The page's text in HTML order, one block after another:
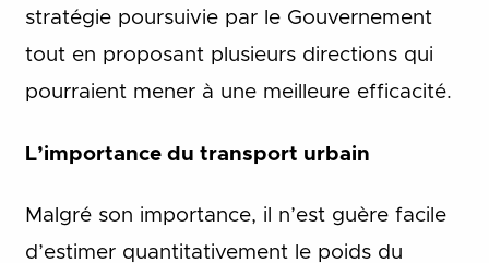
stratégie poursuivie par le Gouvernement
tout en proposant plusieurs directions qui
pourraient mener à une meilleure efficacité.
L’importance du transport urbain
Malgré son importance, il n’est guère facile
d’estimer quantitativement le poids du